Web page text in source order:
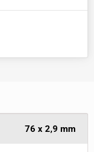
76 x 2,9 mm